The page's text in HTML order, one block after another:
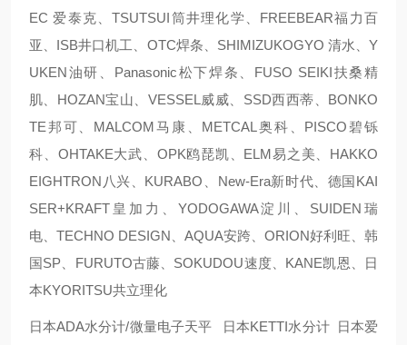
EC 爱泰克、TSUTSUI筒井理化学、FREEBEAR福力百
亚、ISB井口机工、OTC焊条、SHIMIZUKOGYO 清水、Y
UKEN油研、Panasonic松下焊条、FUSO SEIKI扶桑精
肌、HOZAN宝山、VESSEL威威、SSD西西蒂、BONKO
TE邦可、MALCOM马康、METCAL奥科、PISCO碧铄
科、OHTAKE大武、OPK鸥琵凯、ELM易之美、HAKKO
EIGHTRON八兴、KURABO、New-Era新时代、德国KAI
SER+KRAFT皇加力、YODOGAWA淀川、SUIDEN瑞
电、TECHNO DESIGN、AQUA安跨、ORION好利旺、韩
国SP、FURUTO古藤、SOKUDOU速度、KANE凯恩、日
本KYORITSU共立理化
日本ADA水分计/微量电子天平 日本KETTI水分计 日本爱